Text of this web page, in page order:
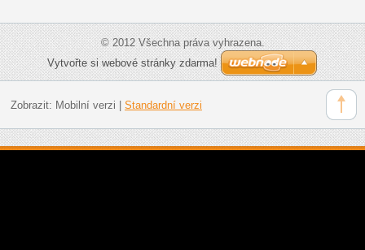
© 2012 Všechna práva vyhrazena.
Vytvořte si webové stránky zdarma!
Zobrazit: Mobilní verzi Standardní verzi